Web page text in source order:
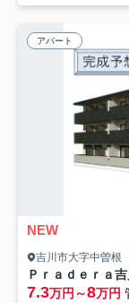
アパート
NEW
吉川市大字中曽根
Ｐｒａｄｅｒａ
7.3万円～8万円